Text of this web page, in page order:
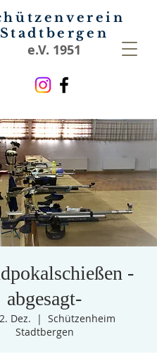
Stadtbergen
e.V. 1951
-
abgesagt-
Dez.
  |
Schützenheim
Stadtbergen